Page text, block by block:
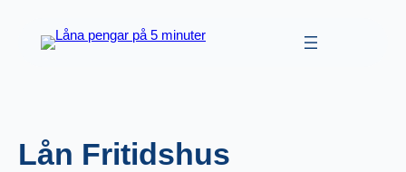
innehåll
Lån Fritidshus